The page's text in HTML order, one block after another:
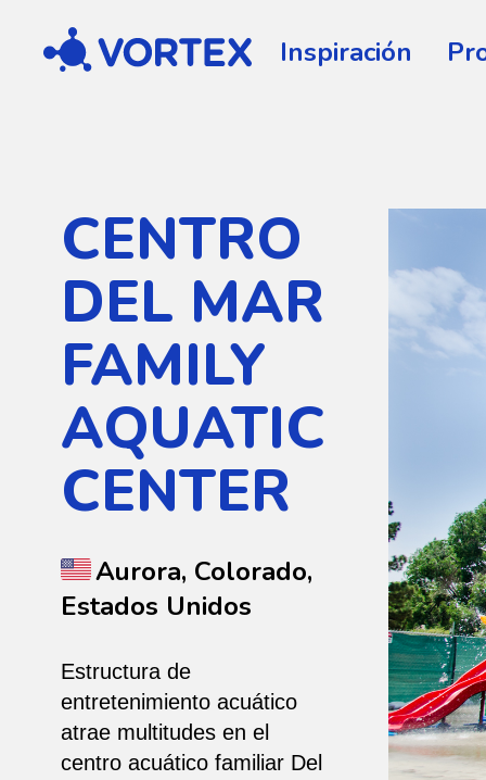
Vortex Inspiración
CENTRO
DEL MAR
FAMILY
AQUATIC
CENTER
Aurora, Colorado,
Estados Unidos
Estructura de
entretenimiento acuático
atrae multitudes en el
centro acuático familiar Del